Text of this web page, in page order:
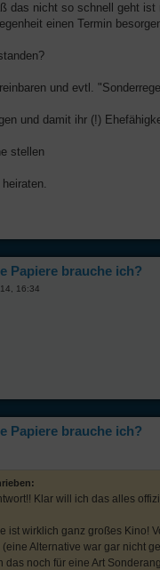
das nicht so schnell geht
einen Termin
und evtl.
und damit ihr (!)
stellen
Papiere brauche ich?
16:34
Papiere brauche ich?
Klar will ich das alles
ist wirklich ganz großes Kino!
Alternative war gar nicht
noch für eine Art